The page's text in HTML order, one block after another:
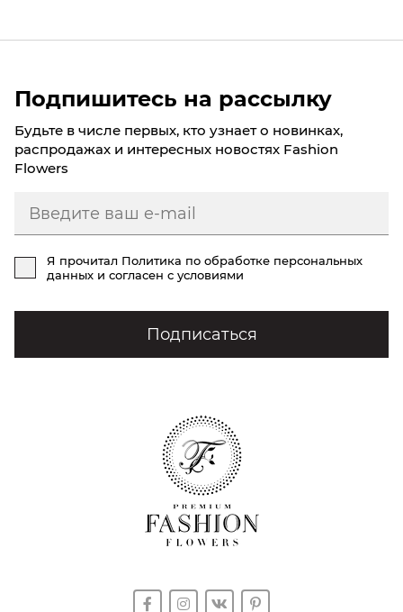
Подпишитесь на рассылку
Будьте в числе первых, кто узнает о новинках,
распродажах и интересных новостях Fashion
Flowers
Я прочитал Политика по обработке персональных
данных и согласен с условиями
Подписаться